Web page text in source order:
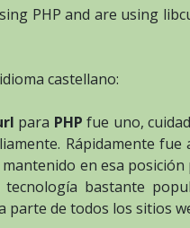
PHP and are using
castellano:
para PHP fue uno,
Rápidamente
en esa posición
bastante
parte de todos los sitios